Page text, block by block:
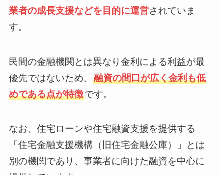
業者の成長支援などを目的に運営されていま
す。
民間の金融機関とは異なり金利による利益が最
優先ではないため、 融資の間口が広く金利も低
めである点が特徴です。
なお、住宅ローンや住宅融資支援を提供する
「住宅金融支援機構（旧住宅金融公庫）」とは
別の機関であり、事業者に向けた融資を中心に